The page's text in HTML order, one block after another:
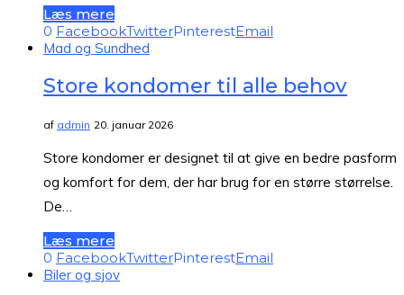
Læs mere
0 FacebookTwitterPinterestEmail
Mad og Sundhed
Store kondomer til alle behov
af admin 20. januar 2026
Store kondomer er designet til at give en bedre pasform
og komfort for dem, der har brug for en større størrelse.
De…
Læs mere
0 FacebookTwitterPinterestEmail
Biler og sjov